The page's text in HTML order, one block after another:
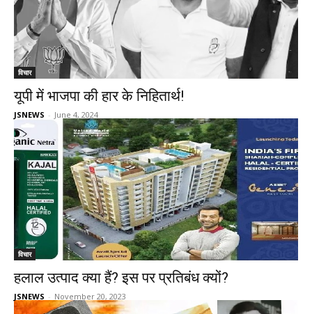
विचार
यूपी में भाजपा की हार के निहितार्थ!
JSNEWS - June 4, 2024
विचार
हलाल उत्पाद क्या हैं? इस पर प्रतिबंध क्यों?
JSNEWS - November 20, 2023